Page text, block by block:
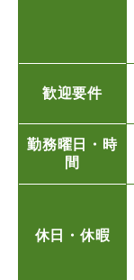
歓迎要件
勤務曜日・時
間
休日・休暇